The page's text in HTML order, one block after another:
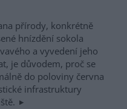
přírody, konkrétně
hnízdění sokola
a vyvedení jeho
je důvodem, proč se
do poloviny června
infrastruktury